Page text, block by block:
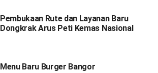
Pembukaan Rute dan Layanan Baru
Dongkrak Arus Peti Kemas Nasional
Menu Baru Burger Bangor